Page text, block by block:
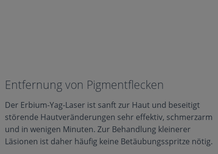
Entfernung von Pigmentflecken
Der Erbium-Yag-Laser ist sanft zur Haut und beseitigt
störende Hautveränderungen sehr effektiv, schmerzarm
und in wenigen Minuten. Zur Behandlung kleinerer
Läsionen ist daher häufig keine Betäubungsspritze nötig.